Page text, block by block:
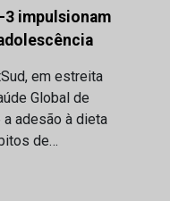
3 impulsionam
em estreita
Global de
a adesão à dieta
de…